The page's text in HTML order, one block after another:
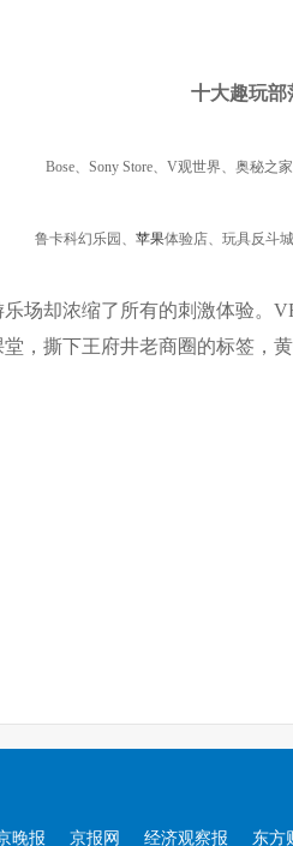
十大趣玩部
Bose、Sony Store、V观世界、奥秘之
鲁卡科幻乐园、 苹果体验店、玩具反斗
场却浓缩了所有的刺激体验。
，撕下王府井老商圈的标签，
晚报 京报网 经济观察报 东方